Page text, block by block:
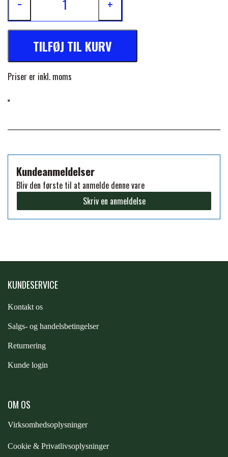
PREMIER EQUINE SADLER
PREMIER EQUINE SADEL TILBEHØR
PREMIER EQUINE PADS
PREMIER EQUINE BENBESKYTTELSE
PREMIER EQUINE TRANSPORT
BESKYTTELSE
PREMIER EQUINE GROOMING & STALD
PREMIER EQUINE RYTTER
FORAN EQUINE
GP TACK
JACKS
KÄLLQUIST EQUESTIAN
LEMIEUX
LIKIT
RACING TACK
− +
TILFØJ TIL KURV
Priser er inkl. moms
Kundeanmeldelser
Bliv den første til at anmelde denne vare
Skriv en anmeldelse
KUNDESERVICE
Kontakt os
Salgs- og handelsbetingelser
Returnering
Kunde login
OM OS
Virksomhedsoplysninger
Cookie & Privatlivsoplysninger